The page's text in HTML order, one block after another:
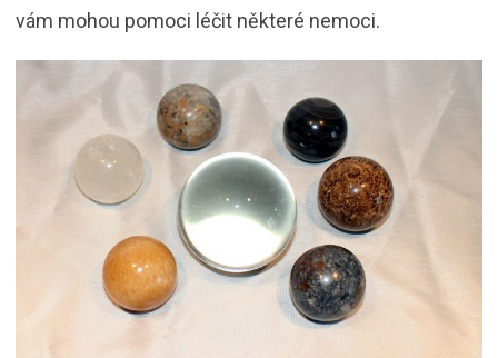
vám mohou pomoci léčit některé nemoci.